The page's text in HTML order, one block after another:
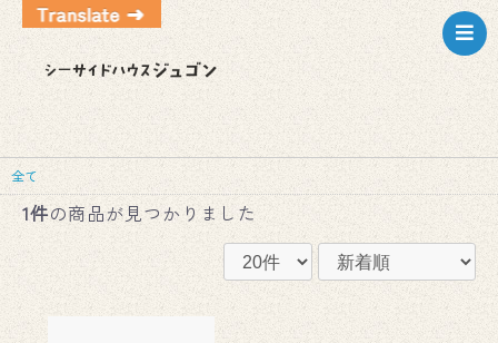
全て
1件の商品が見つかりました